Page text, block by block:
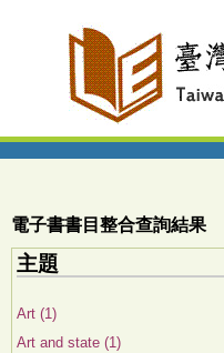
電子書書目整合查詢結果
主題
Art (1)
Art and state (1)